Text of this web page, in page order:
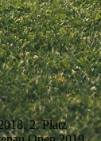
2. Platz